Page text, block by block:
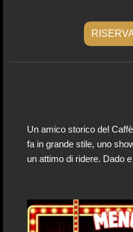
Un amico storico del
fa in grande stile, uno
un attimo di ridere. Dado